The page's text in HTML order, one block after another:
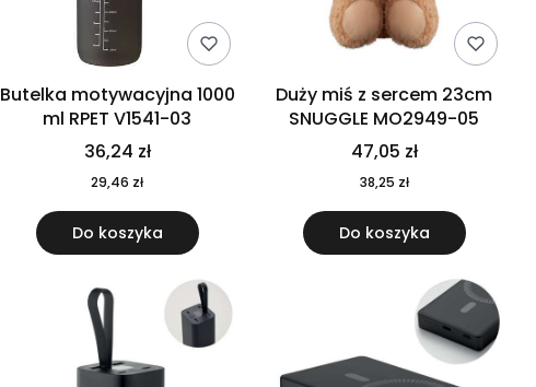
Butelka motywacyjna 1000
ml RPET V1541-03
36,24 zł
29,46 zł
Do koszyka
Duży miś z sercem 23cm
SNUGGLE MO2949-05
47,05 zł
38,25 zł
Do koszyka